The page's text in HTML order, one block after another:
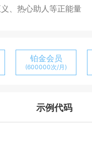
、热心助人等正能量
铂金会员
(600000次/月)
示例代码